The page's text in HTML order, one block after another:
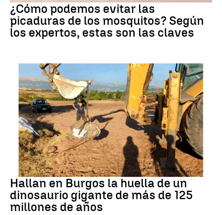
¿Cómo podemos evitar las
picaduras de los mosquitos? Según
los expertos, estas son las claves
Dinosaurios
Hallan en Burgos la huella de un
dinosaurio gigante de más de 125
millones de años